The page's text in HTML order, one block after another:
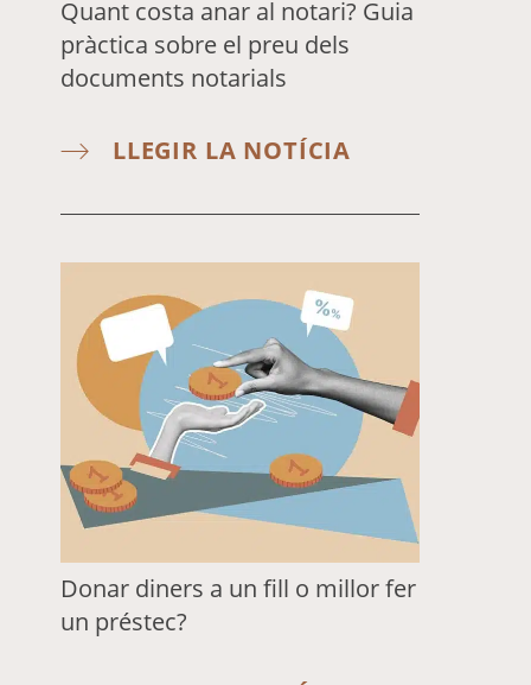
Quant costa anar al notari? Guia
pràctica sobre el preu dels
documents notarials
LLEGIR LA NOTÍCIA
Donar diners a un fill o millor fer
un préstec?